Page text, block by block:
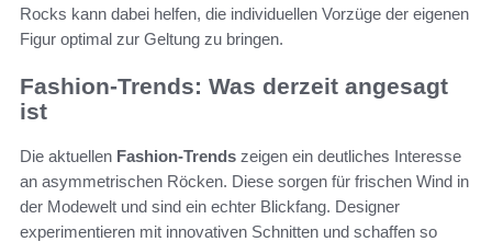
Rocks kann dabei helfen, die individuellen Vorzüge der eigenen
Figur optimal zur Geltung zu bringen.
Fashion-Trends: Was derzeit angesagt
ist
Die aktuellen Fashion-Trends zeigen ein deutliches Interesse
an asymmetrischen Röcken. Diese sorgen für frischen Wind in
der Modewelt und sind ein echter Blickfang. Designer
experimentieren mit innovativen Schnitten und schaffen so